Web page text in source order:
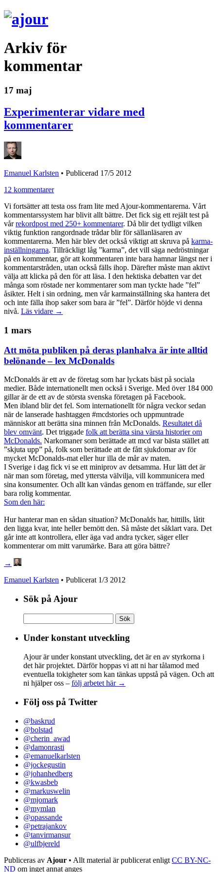
Arkiv för
kommentar
17 maj
Experimenterar vidare med
kommentarer
Emanuel Karlsten • Publicerad 17/5 2012
12 kommentarer
Vi fortsätter att testa oss fram lite med Ajour-kommentarerna. Vårt
kommentarssystem har blivit allt bättre. Det fick sig ett rejält test på
vårrekordpost med 250+ kommentarer. Då blir det tydligt vilken
viktig funktion rangordnade trådar blir för sällanläsaren av
kommentarerna. Men här blev det också viktigt att skruva på karma-
inställningarna. Tillräckligt låg ”karma”, det vill säga nedröstningar
på en kommentar, gör att kommentaren inte bara hamnar längst ner i
kommentarstråden, utan också fälls ihop. Därefter måste man aktivt
välja att klicka på den för att läsa. I den hektiska debatten var det
många som röstade ner kommentarer som man tyckte hade ”fel”
åsikter. Helt i sin ordning, men vår karmainställning ska hantera det
och inte fälla ihop saker som bara är ”fel”. Därför höjde vi denna
nivå. Läs vidare →
1 mars
Att möta publiken på deras planhalva är inte alltid
belönande – lex McDonalds
McDonalds är ett av de företag som har lyckats bäst på sociala
medier. Både internationellt men också i Sverige. Med över 184 000
gillar är de ett av de största svenska företagen på Facebook.
Men ibland blir det fel. Som internationellt för några veckor sedan
när de lanserade hashtaggen #mcdstories och uppmuntrade
människor att berätta sina minnen från McDonalds. Resultatet då
blev omvänt. Det triggade folk att berätta sina värsta historier om
McDonalds. Narkomaner som berättade att mcd var bästa stället att
”skjuta upp” på, folk som berättade att de fått sjukdomar av för
mycket McDonalds-mat eller hur illa de mår av maten.
I Sverige i dag fick vi se ett miniprov av detsamma. Hur lätt det är
när man som företag, med yttersta välvilja, vill kommunicera med
sina konsumenter. Och allt kan vändas genom en träffande, sur eller
bara rolig kommentar.
Som den här:
Hur hanterar man en sådan situation? McDonalds har, hittills, låtit
den ligga kvar, inte heller bemött den. Så måste det såklart vara. Det
går inte att kontrollera, eller äga vad andra tycker, säger eller
kommenterar om mitt varumärke. Bara att göra bättre?
→
Emanuel Karlsten • Publicerat 1/3 2012
Sök på Ajour
efter:
Under konstant utveckling
Ajour är under konstant utveckling, det är en av styrkorna i
det här projektet. Därför hoppas vi att ni har tålamod med
eventuella tokigheter som kan tänkas uppstå på vägen. Och att
ni hjälper oss – följ arbetet här →
Följ oss på Twitter
@baskrud
@bolstad
@cherin_awad
@damonrasti
@emanuelkarlsten
@jockegustin
@johanhedberg
@kwasbeb
@markuswelin
@mjomark
@mymlan
@opassande
@petrajankov
@tanvirmansur
@ulfbjereld
Publiceras av Ajour • Allt material är publicerat enligt CC BY-NC-
ND om inget annat anges